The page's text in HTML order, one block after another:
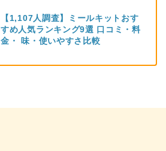
【1,107人調査】ミールキットおす
すめ人気ランキング9選 口コミ・料
金・ 味・使いやすさ比較